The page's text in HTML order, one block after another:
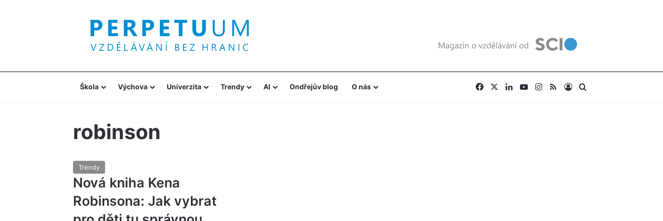
Škola Výchova Univerzita Trendy AI Ondřejův blog O nás FacebookLinkedInYouTubeInstagram
RSSPřihlásit se
robinson
Trendy
Nová kniha Kena
Robinsona: Jak vybrat